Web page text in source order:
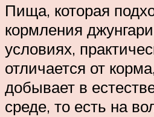
Пища, которая
кормления
условиях,
отличается от
добывает в
среде, то есть на